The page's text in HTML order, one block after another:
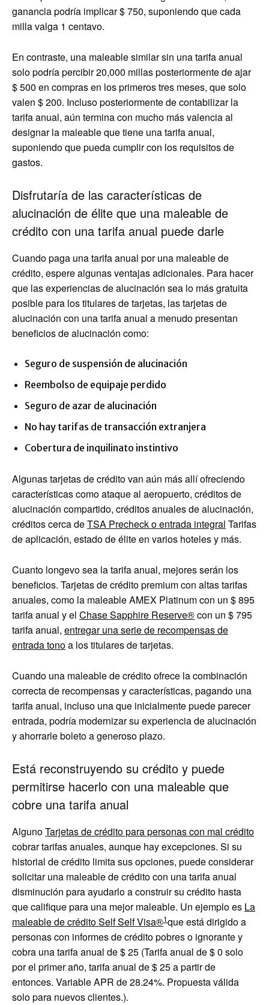
ganancia podría implicar $ 750, suponiendo que cada
milla valga 1 centavo.
En contraste, una maleable similar sin una tarifa anual
solo podría percibir 20,000 millas posteriormente de ajar
$ 500 en compras en los primeros tres meses, que solo
valen $ 200. Incluso posteriormente de contabilizar la
tarifa anual, aún termina con mucho más valencia al
designar la maleable que tiene una tarifa anual,
suponiendo que pueda cumplir con los requisitos de
gastos.
Disfrutaría de las características de
alucinación de élite que una maleable de
crédito con una tarifa anual puede darle
Cuando paga una tarifa anual por una maleable de
crédito, espere algunas ventajas adicionales. Para hacer
que las experiencias de alucinación sea lo más gratuita
posible para los titulares de tarjetas, las tarjetas de
alucinación con una tarifa anual a menudo presentan
beneficios de alucinación como:
Seguro de suspensión de alucinación
Reembolso de equipaje perdido
Seguro de azar de alucinación
No hay tarifas de transacción extranjera
Cobertura de inquilinato instintivo
Algunas tarjetas de crédito van aún más allí ofreciendo
características como ataque al aeropuerto, créditos de
alucinación compartido, créditos anuales de alucinación,
créditos cerca deTSA Precheck o entrada integral Tarifas
de aplicación, estado de élite en varios hoteles y más.
Cuanto longevo sea la tarifa anual, mejores serán los
beneficios. Tarjetas de crédito premium con altas tarifas
anuales, como la maleable AMEX Platinum con un $ 895
tarifa anual y el Chase Sapphire Reserve®con un $ 795
tarifa anual, entregar una serie de recompensas de
entrada tonoa los titulares de tarjetas.
Cuando una maleable de crédito ofrece la combinación
correcta de recompensas y características, pagando una
tarifa anual, incluso una que inicialmente puede parecer
entrada, podría modernizar su experiencia de alucinación
y ahorrarle boleto a generoso plazo.
Está reconstruyendo su crédito y puede
permitirse hacerlo con una maleable que
cobre una tarifa anual
AlgunoTarjetas de crédito para personas con mal crédito
cobrar tarifas anuales, aunque hay excepciones. Si su
historial de crédito limita sus opciones, puede considerar
solicitar una maleable de crédito con una tarifa anual
disminución para ayudarlo a construir su crédito hasta
que califique para una mejor maleable. Un ejemplo es La
maleable de crédito Self Self Visa®1que está dirigido a
personas con informes de crédito pobres o ignorante y
cobra una tarifa anual de $ 25 (Tarifa anual de $ 0 solo
por el primer año, tarifa anual de $ 25 a partir de
entonces. Variable APR de 28.24%. Propuesta válida
solo para nuevos clientes.).